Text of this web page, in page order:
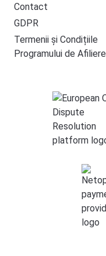
Contact
GDPR
Termenii și Condițiile
Programului de Afiliere